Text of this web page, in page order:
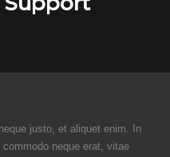
justo, et aliquet enim. In
neque erat, vitae